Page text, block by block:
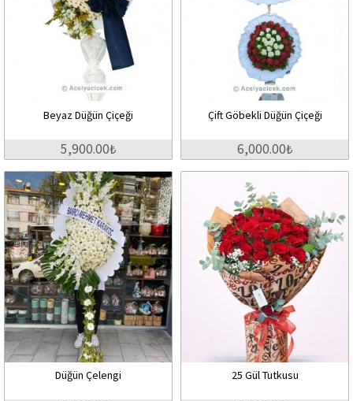
Beyaz Düğün Çiçeği
5,900.00₺
Çift Göbekli Düğün Çiçeği
6,000.00₺
Düğün Çelengi 25 Gül Tutkusu